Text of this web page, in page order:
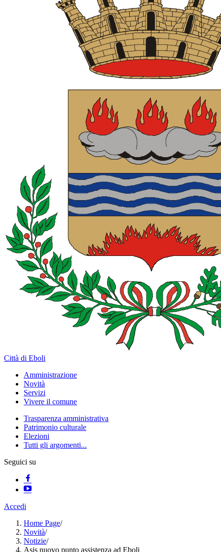
Città di Eboli
Amministrazione
Novità
Servizi
Vivere il comune
Trasparenza amministrativa
Patrimonio culturale
Elezioni
Tutti gli argomenti...
Seguici su
Accedi
Home Page/
Novità/
Notizie/
Asis nuovo punto assistenza ad Eboli